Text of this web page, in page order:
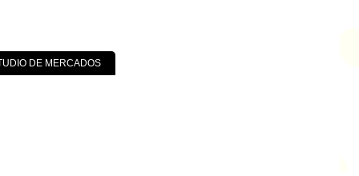
DE MERCADOS